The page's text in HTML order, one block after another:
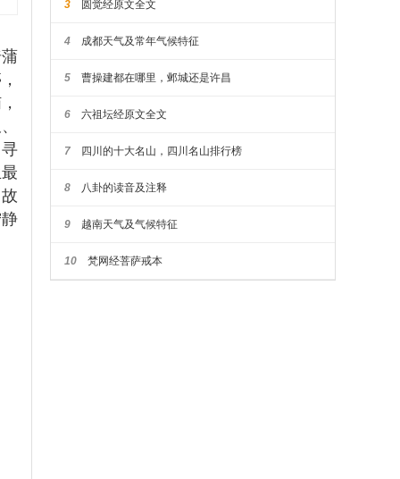
觉经》原文全文
3 圆觉经原文全文
4 成都天气及常年气候特征
5 曹操建都在哪里，邺城还是许昌
6 六祖坛经原文全文
7 四川的十大名山，四川名山排行榜
8 八卦的读音及注释
9 越南天气及气候特征
10 梵网经菩萨戒本